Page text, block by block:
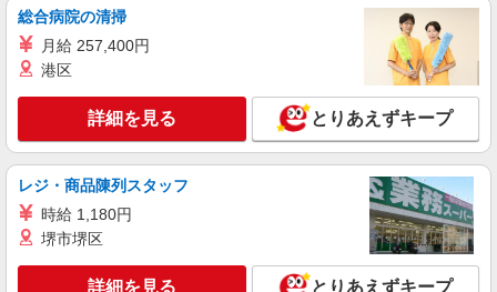
株式会社綜合キャリアオプション（1314VJ0805G54★23-S-T3）
ねじをパレットから台車へ移動/日払いOK
時給1,550円〜1,938円 ※経験・能力による
※時間外手当含む 【月収例】32万8000円(8時間
×21日+残業手当) 交通費：既定支給
愛知県豊田市三軒町
キープ 詳細を見る
派遣社員
株式会社テクノ・サービス/お仕事No/0904086
出荷補助作業
総合病院の清掃
月給 257,400円
港区
詳細を見る とりあえずキープ
レジ・商品陳列スタッフ
時給 1,180円
堺市堺区
詳細を見る とりあえずキープ